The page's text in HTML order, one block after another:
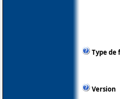
Type de
Version